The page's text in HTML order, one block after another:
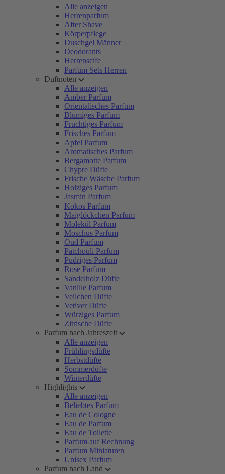
Alle anzeigen
Herrenparfum
After Shave
Körperpflege
Duschgel Männer
Deodorants
Herrenseife
Parfum Sets Herren
Duftnoten
Alle anzeigen
Amber Parfum
Orientalisches Parfum
Blumiges Parfum
Fruchtiges Parfum
Frisches Parfum
Apfel Parfum
Aromatisches Parfum
Bergamotte Parfum
Chypre Düfte
Frische Wäsche Parfum
Holziges Parfum
Jasmin Parfum
Kokos Parfum
Maiglöckchen Parfum
Molekül Parfum
Moschus Parfum
Oud Parfum
Patchouli Parfum
Pudriges Parfum
Rose Parfum
Sandelholz Düfte
Vanille Parfum
Veilchen Düfte
Vetiver Düfte
Würziges Parfum
Zitrische Düfte
Parfum nach Jahreszeit
Alle anzeigen
Frühlingsdüfte
Herbstdüfte
Sommerdüfte
Winterdüfte
Highlights
Alle anzeigen
Beliebtes Parfum
Eau de Cologne
Eau de Parfum
Eau de Toilette
Parfum auf Rechnung
Parfum Miniaturen
Unisex Parfum
Parfum nach Land